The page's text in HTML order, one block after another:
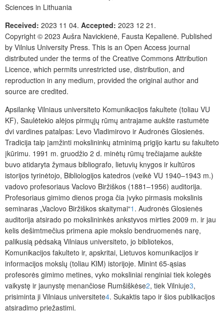
Sciences in Lithuania
Received: 2023 11 04. Accepted: 2023 12 21.
Copyright © 2023 Aušra Navickienė, Fausta Kepalienė. Published
by Vilnius University Press. This is an Open Access journal
distributed under the terms of the Creative Commons Attribution
Licence, which permits unrestricted use, distribution, and
reproduction in any medium, provided the original author and
source are credited.
Apsilankę Vilniaus universiteto Komunikacijos fakultete (toliau VU
KF), Saulėtekio alėjos pirmųjų rūmų antrajame aukšte rastumėte
dvi vardines patalpas: Levo Vladimirovo ir Audronės Glosienės.
Tradicija taip įamžinti mokslininkų atminimą prigijo kartu su fakulteto
įkūrimu. 1991 m. gruodžio 2 d. minėtų rūmų trečiajame aukšte
buvo atidaryta žymaus bibliografo, lietuvių knygos ir kultūros
istorijos tyrinėtojo, Bibliologijos katedros (veikė VU 1940‒1943 m.)
vadovo profesoriaus Vaclovo Biržiškos (1881‒1956) auditorija.
Profesoriaus gimimo dienos proga čia įvyko pirmasis mokslinis
seminaras „Vaclovo Biržiškos skaitymai“1 . Audronės Glosienės
auditorija atsirado po mokslininkės ankstyvos mirties 2009 m. ir jau
kelis dešimtmečius primena apie mokslo bendruomenės narę,
palikusią pėdsaką Vilniaus universiteto, jo bibliotekos,
Komunikacijos fakulteto ir, apskritai, Lietuvos komunikacijos ir
informacijos mokslų (toliau KIM) istorijoje. Minint 65-ąsias
profesorės gimimo metines, vyko moksliniai renginiai tiek kolegės
vaikystę ir jaunystę menančiose Rumšiškėse2, tiek Vilniuje3,
prisiminta ji Vilniaus universitete4. Sukaktis tapo ir šios publikacijos
atsiradimo priežastimi.